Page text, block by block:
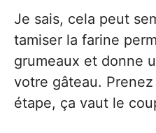
Je sais, cela peut
tamiser la farine
grumeaux et donne
votre gâteau.
étape, ça vaut le